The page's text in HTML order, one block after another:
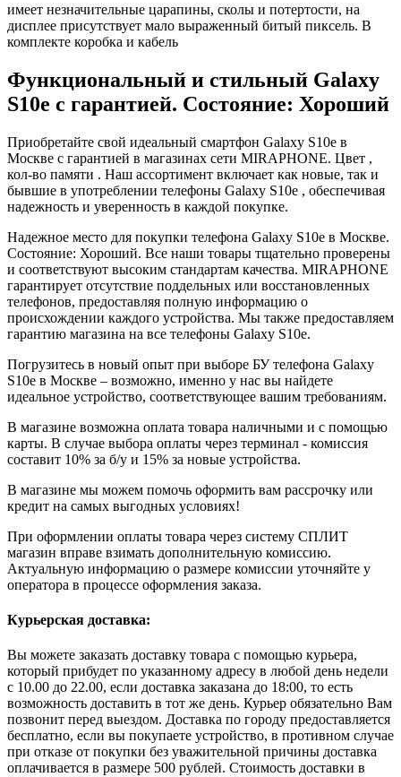
имеет незначительные царапины, сколы и потертости, на
дисплее присутствует мало выраженный битый пиксель. В
комплекте коробка и кабель
Функциональный и стильный Galaxy
S10e с гарантией. Состояние: Хороший
Приобретайте свой идеальный смартфон Galaxy S10e в
Москве с гарантией в магазинах сети MIRAPHONE. Цвет ,
кол-во памяти . Наш ассортимент включает как новые, так и
бывшие в употреблении телефоны Galaxy S10e , обеспечивая
надежность и уверенность в каждой покупке.
Надежное место для покупки телефона Galaxy S10e в Москве.
Состояние: Хороший. Все наши товары тщательно проверены
и соответствуют высоким стандартам качества. MIRAPHONE
гарантирует отсутствие поддельных или восстановленных
телефонов, предоставляя полную информацию о
происхождении каждого устройства. Мы также предоставляем
гарантию магазина на все телефоны Galaxy S10e.
Погрузитесь в новый опыт при выборе БУ телефона Galaxy
S10e в Москве – возможно, именно у нас вы найдете
идеальное устройство, соответствующее вашим требованиям.
В магазине возможна оплата товара наличными и с помощью
карты. В случае выбора оплаты через терминал - комиссия
составит 10% за б/у и 15% за новые устройства.
В магазине мы можем помочь оформить вам рассрочку или
кредит на самых выгодных условиях!
При оформлении оплаты товара через систему СПЛИТ
магазин вправе взимать дополнительную комиссию.
Актуальную информацию о размере комиссии уточняйте у
оператора в процессе оформления заказа.
Курьерская доставка:
Вы можете заказать доставку товара с помощью курьера,
который прибудет по указанному адресу в любой день недели
с 10.00 до 22.00, если доставка заказана до 18:00, то есть
возможность доставить в тот же день. Курьер обязательно Вам
позвонит перед выездом. Доставка по городу предоставляется
бесплатно, если вы покупаете устройство, в противном случае
при отказе от покупки без уважительной причины доставка
оплачивается в размере 500 рублей. Стоимость доставки в